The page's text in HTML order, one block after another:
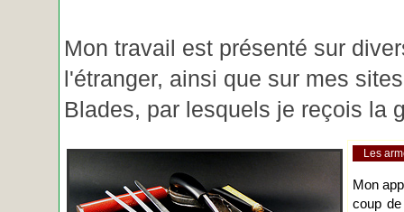
Mon travail est présenté sur
l'étranger, ainsi que sur mes
Blades, par lesquels je reçois la
Les
Mon
coup